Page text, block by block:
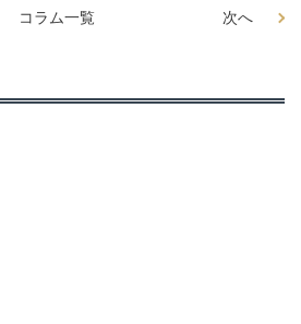
コラム一覧 次へ